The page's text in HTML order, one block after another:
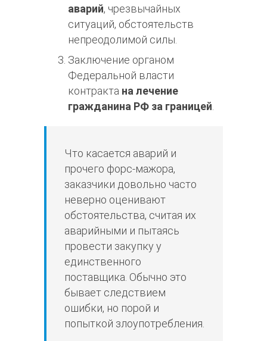
аварий, чрезвычайных
ситуаций, обстоятельств
непреодолимой силы.
Заключение органом
Федеральной власти
контракта на лечение
гражданина РФ за границей
Что касается аварий и
прочего форс-мажора,
заказчики довольно часто
неверно оценивают
обстоятельства, считая их
аварийными и пытаясь
провести закупку у
единственного
поставщика. Обычно это
бывает следствием
ошибки, но порой и
попыткой злоупотребления.